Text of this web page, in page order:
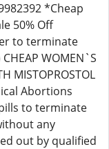
*Cheap
50% Off
to terminate
WOMEN`S
MISTOPROSTOL
Abortions
to terminate
any
out by qualified